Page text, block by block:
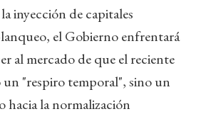
inyección de capitales
el Gobierno enfrentará
al mercado de que el reciente
un "respiro temporal", sino un
hacia la normalización